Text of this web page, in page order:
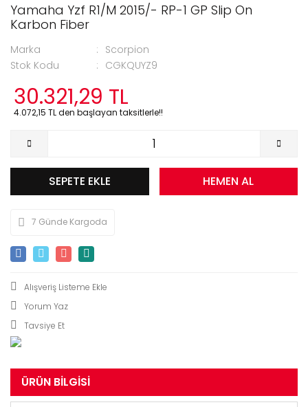
Yamaha Yzf R1/M 2015/- RP-1 GP Slip On
Karbon Fiber
Marka
Scorpion
Stok Kodu
CGKQUYZ9
30.321,29 TL
4.072,15 TL den başlayan taksitlerle!!
SEPETE EKLE HEMEN AL
7 Günde Kargoda
Yorum Yaz
Tavsiye Et
ÜRÜN BILGISI